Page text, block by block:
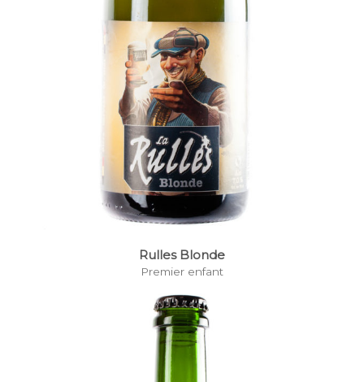
Rulles Blonde
Premier enfant